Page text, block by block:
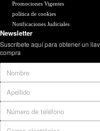
Promociones Vigentes
política de cookies
Notificaciones Judiciales
Newsletter
Suscríbete aquí para obtener un
compra